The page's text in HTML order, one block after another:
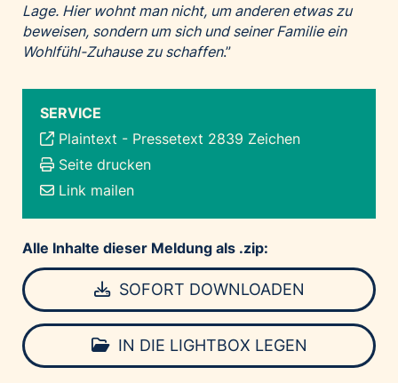
Lage. Hier wohnt man nicht, um anderen etwas zu
beweisen, sondern um sich und seiner Familie ein
Wohlfühl-Zuhause zu schaffen.”
SERVICE
Plaintext - Pressetext 2839 Zeichen
Seite drucken
Link mailen
Alle Inhalte dieser Meldung als .zip:
SOFORT DOWNLOADEN
IN DIE LIGHTBOX LEGEN